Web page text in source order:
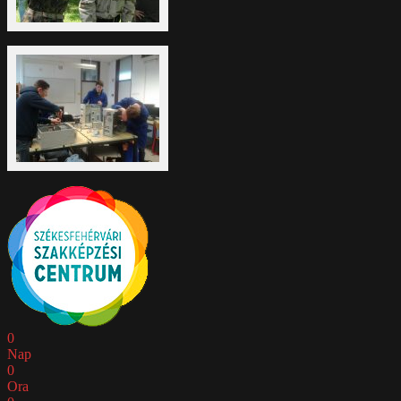
0
Nap
0
Ora